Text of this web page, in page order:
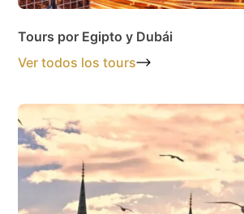
Tours por Egipto y Dubái
Ver todos los tours